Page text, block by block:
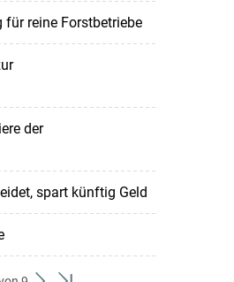
für reine Forstbetriebe
der
spart künftig Geld